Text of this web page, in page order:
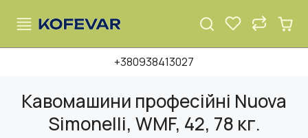
+380938413027
Кавомашини професійні Nuova
Simonelli, WMF, 42, 78 кг.